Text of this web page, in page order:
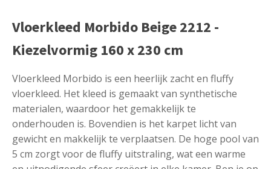
Vloerkleed Morbido Beige 2212 -
Kiezelvormig 160 x 230 cm
Vloerkleed Morbido is een heerlijk zacht en fluffy
vloerkleed. Het kleed is gemaakt van synthetische
materialen, waardoor het gemakkelijk te
onderhouden is. Bovendien is het karpet licht van
gewicht en makkelijk te verplaatsen. De hoge pool van
5 cm zorgt voor de fluffy uitstraling, wat een warme